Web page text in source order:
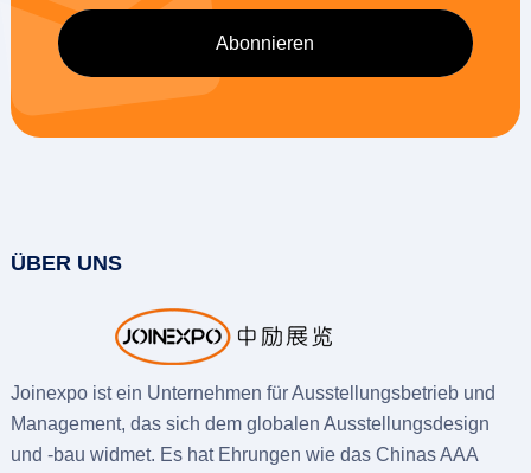
ÜBER UNS
Joinexpo ist ein Unternehmen für Ausstellungsbetrieb und
Management, das sich dem globalen Ausstellungsdesign
und -bau widmet. Es hat Ehrungen wie das Chinas AAA